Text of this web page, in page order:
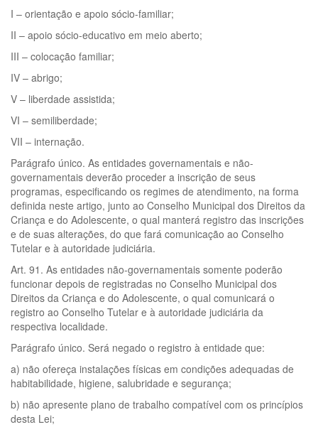
I – orientação e apoio sócio-familiar;
II – apoio sócio-educativo em meio aberto;
III – colocação familiar;
IV – abrigo;
V – liberdade assistida;
VI – semiliberdade;
VII – internação.
Parágrafo único. As entidades governamentais e não-
governamentais deverão proceder a inscrição de seus
programas, especificando os regimes de atendimento, na forma
definida neste artigo, junto ao Conselho Municipal dos Direitos da
Criança e do Adolescente, o qual manterá registro das inscrições
e de suas alterações, do que fará comunicação ao Conselho
Tutelar e à autoridade judiciária.
Art. 91. As entidades não-governamentais somente poderão
funcionar depois de registradas no Conselho Municipal dos
Direitos da Criança e do Adolescente, o qual comunicará o
registro ao Conselho Tutelar e à autoridade judiciária da
respectiva localidade.
Parágrafo único. Será negado o registro à entidade que:
a) não ofereça instalações físicas em condições adequadas de
habitabilidade, higiene, salubridade e segurança;
b) não apresente plano de trabalho compatível com os princípios
desta Lei;